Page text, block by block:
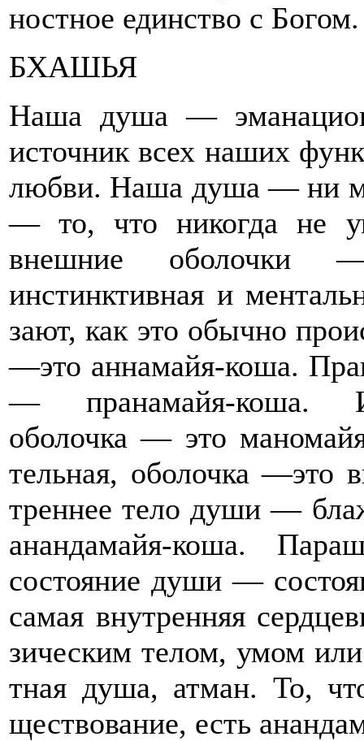
ностное единство с
БХАШЬЯ
Наша душа —
источник всех наших
любви. Наша душа — ни
— то, что никогда не
внешние оболочки —
инстинктивная и
зают, как это обычно
—это аннамайя-коша.
— пранамайя-коша.
оболочка — это
тельная, оболочка —это
треннее тело души —
анандамайя-коша.
состояние души —
самая внутренняя
зическим телом, умом
тная душа, атман. То,
ществование, есть